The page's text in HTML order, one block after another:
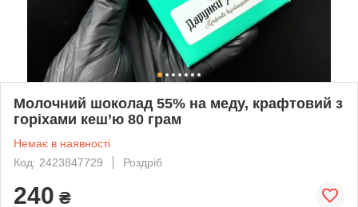
Молочний шоколад 55% на меду, крафтовий з
горіхами кеш’ю 80 грам
Немає в наявності
Код: 2423847729
Роздріб
240 ₴